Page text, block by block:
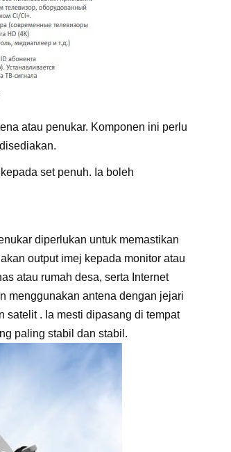
atau penukar. Komponen ini perlu
set penuh. Ia boleh
diperlukan untuk memastikan
output imej kepada monitor atau
atau rumah desa, serta Internet
menggunakan antena dengan jejari
satelit . Ia mesti dipasang di tempat
paling stabil dan stabil.